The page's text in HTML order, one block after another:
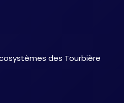
des Tourbière